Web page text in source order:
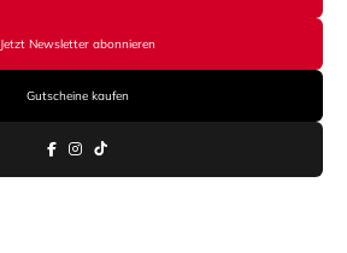
Jetzt Newsletter abonnieren
Gutscheine kaufen